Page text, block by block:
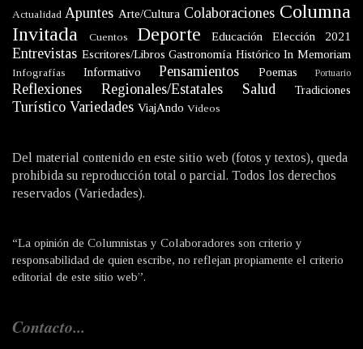
Actualidad Apuntes Arte/Cultura Colaboraciones Columna
Invitada
Cuentos Deporte Educación Elección 2021
Entrevistas Escritores/Libros Gastronomía Histórico In Memoriam
Infografías Informativo Pensamientos Poemas Portuario
Reflexiones Regionales/Estatales Salud Tradiciones
Turístico Variedades ViajAndo Videos
Del material contenido en este sitio web (fotos y textos), queda
prohibida su reproducción total o parcial. Todos los derechos
reservados (Variedades).
“La opinión de Columnistas y Colaboradores son criterio y
responsabilidad de quien escribe, no reflejan propiamente el criterio
editorial de este sitio web”.
Contacto...